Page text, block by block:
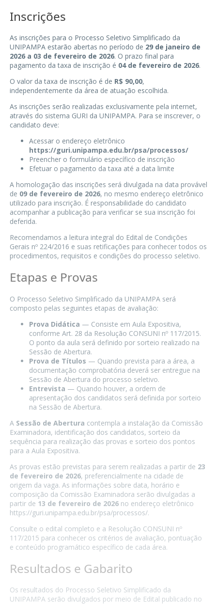
Inscrições
As inscrições para o Processo Seletivo Simplificado da
UNIPAMPA estarão abertas no período de 29 de janeiro de
2026 a 03 de fevereiro de 2026. O prazo final para
pagamento da taxa de inscrição é 04 de fevereiro de 2026.
O valor da taxa de inscrição é de R$ 90,00,
independentemente da área de atuação escolhida.
As inscrições serão realizadas exclusivamente pela internet,
através do sistema GURI da UNIPAMPA. Para se inscrever, o
candidato deve:
Acessar o endereço eletrônico
https://guri.unipampa.edu.br/psa/processos/
Preencher o formulário específico de inscrição
Efetuar o pagamento da taxa até a data limite
A homologação das inscrições será divulgada na data provável
de 09 de fevereiro de 2026, no mesmo endereço eletrônico
utilizado para inscrição. É responsabilidade do candidato
acompanhar a publicação para verificar se sua inscrição foi
deferida.
Recomendamos a leitura integral do Edital de Condições
Gerais nº 224/2016 e suas retificações para conhecer todos os
procedimentos, requisitos e condições do processo seletivo.
Etapas e Provas
O Processo Seletivo Simplificado da UNIPAMPA será
composto pelas seguintes etapas de avaliação:
Prova Didática — Consiste em Aula Expositiva,
conforme Art. 28 da Resolução CONSUNI nº 117/2015.
O ponto da aula será definido por sorteio realizado na
Sessão de Abertura.
Prova de Títulos — Quando prevista para a área, a
documentação comprobatória deverá ser entregue na
Sessão de Abertura do processo seletivo.
Entrevista — Quando houver, a ordem de
apresentação dos candidatos será definida por sorteio
na Sessão de Abertura.
A Sessão de Abertura contempla a instalação da Comissão
Examinadora, identificação dos candidatos, sorteio da
sequência para realização das provas e sorteio dos pontos
para a Aula Expositiva.
As provas estão previstas para serem realizadas a partir de 23
de fevereiro de 2026, preferencialmente na cidade de
origem da vaga. As informações sobre data, horário e
composição da Comissão Examinadora serão divulgadas a
partir de 13 de fevereiro de 2026 no endereço eletrônico
https://guri.unipampa.edu.br/psa/processos/.
Consulte o edital completo e a Resolução CONSUNI nº
117/2015 para conhecer os critérios de avaliação, pontuação
e conteúdo programático específico de cada área.
Resultados e Gabarito
Os resultados do Processo Seletivo Simplificado da
UNIPAMPA serão divulgados por meio de Edital publicado no